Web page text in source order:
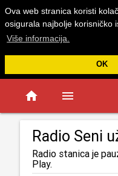
Ova web stranica koristi
osigurala najbolje korisničko
Više informacija.
OK
home menu
Radio Seni
Radio stanica je
Play.